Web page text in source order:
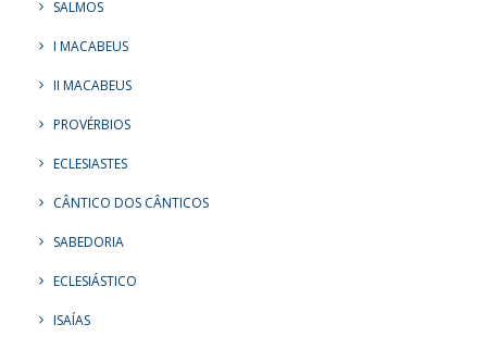
SALMOS
I MACABEUS
II MACABEUS
PROVÉRBIOS
ECLESIASTES
CÂNTICO DOS CÂNTICOS
SABEDORIA
ECLESIÁSTICO
ISAÍAS